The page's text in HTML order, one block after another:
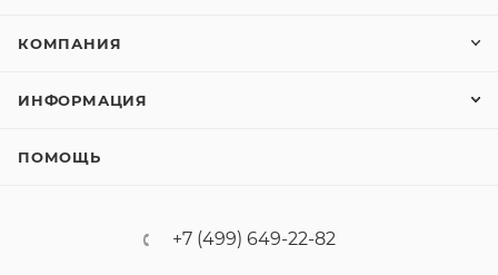
КОМПАНИЯ
ИНФОРМАЦИЯ
ПОМОЩЬ
+7 (499) 649-22-82